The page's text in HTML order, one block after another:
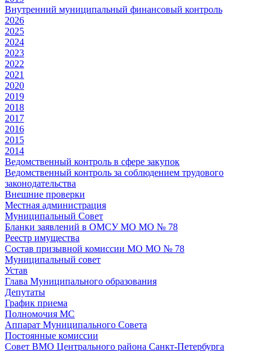
Внутренний муниципальный финансовый контроль
2026
2025
2024
2023
2022
2021
2020
2019
2018
2017
2016
2015
2014
Ведомственный контроль в сфере закупок
Ведомственный контроль за соблюдением трудового
законодательства
Внешние проверки
Местная администрация
Муниципальный Совет
Бланки заявлений в ОМСУ МО МО № 78
Реестр имущества
Состав призывной комиссии МО МО № 78
Муниципальный совет
Устав
Глава Муниципального образования
Депутаты
График приема
Полномочия МС
Аппарат Муниципального Совета
Постоянные комиссии
Совет ВМО Центрального района Санкт-Петербурга